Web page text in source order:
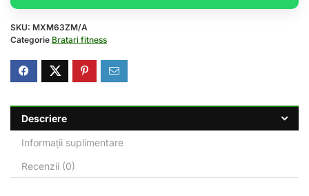
SKU: MXM63ZM/A
Categorie Bratari fitness
Descriere
Informații suplimentare
Recenzii (0)